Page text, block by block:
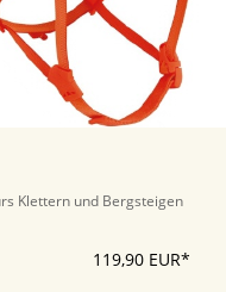
Klettern und Bergsteigen
119,90 EUR*